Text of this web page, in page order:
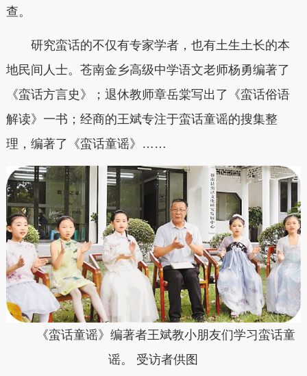
查。
研究蛮话的不仅有专家学者，也有土生土长的本
地民间人士。苍南金乡高级中学语文老师杨勇编著了
《蛮话方言史》；退休教师章岳棠写出了《蛮话俗语
解读》一书；经商的王斌专注于蛮话童谣的搜集整
理，编著了《蛮话童谣》……
《蛮话童谣》编著者王斌教小朋友们学习蛮话童
谣。 受访者供图